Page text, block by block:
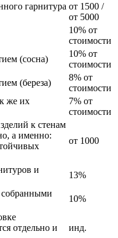
гарнитура от 1500 /
от 5000
10% от
стоимости
(сосна)
10% от
стоимости
(береза)
8% от
стоимости
же их
7% от
стоимости
к стенам
а именно:
от 1000
и
13%
собранными
10%
отдельно и
инд.